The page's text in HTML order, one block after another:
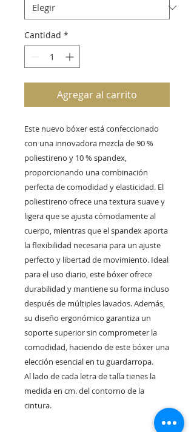
Cantidad *
Agregar al carrito
Este nuevo bóxer está confeccionado
con una innovadora mezcla de 90 %
poliestireno y 10 % spandex,
proporcionando una combinación
perfecta de comodidad y elasticidad. El
poliestireno ofrece una textura suave y
ligera que se ajusta cómodamente al
cuerpo, mientras que el spandex aporta
la flexibilidad necesaria para un ajuste
perfecto y libertad de movimiento. Ideal
para el uso diario, este bóxer ofrece
durabilidad y mantiene su forma incluso
después de múltiples lavados. Además,
su diseño ergonómico garantiza un
soporte superior sin comprometer la
comodidad, haciendo de este bóxer una
elección esencial en tu guardarropa.
Al lado de cada letra de talla tienes la
medida en cm. del contorno de la
cintura.